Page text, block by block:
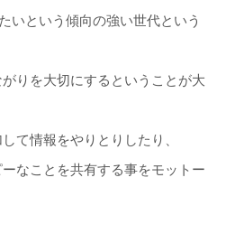
いという傾向の強い世代という
りを大切にするということが大
て情報をやりとりしたり、
なことを共有する事をモットー